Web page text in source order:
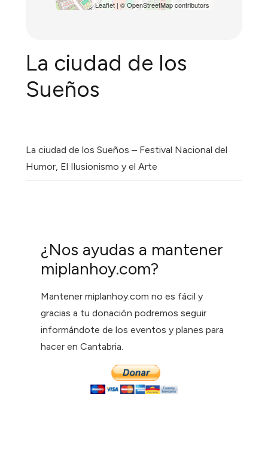
Leaflet| ©OpenStreetMapcontributors
La ciudad de los
Sueños
La ciudad de los Sueños – Festival Nacional del
Humor, El Ilusionismo y el Arte
¿Nos ayudas a mantener
miplanhoy.com?
Mantener miplanhoy.com no es fácil y
gracias a tu donación podremos seguir
informándote de los eventos y planes para
hacer en Cantabria.